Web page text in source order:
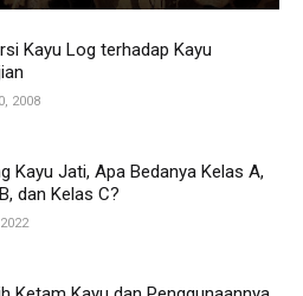
Kayu Log terhadap Kayu
2008
Kayu Jati, Apa Bedanya Kelas A,
dan Kelas C?